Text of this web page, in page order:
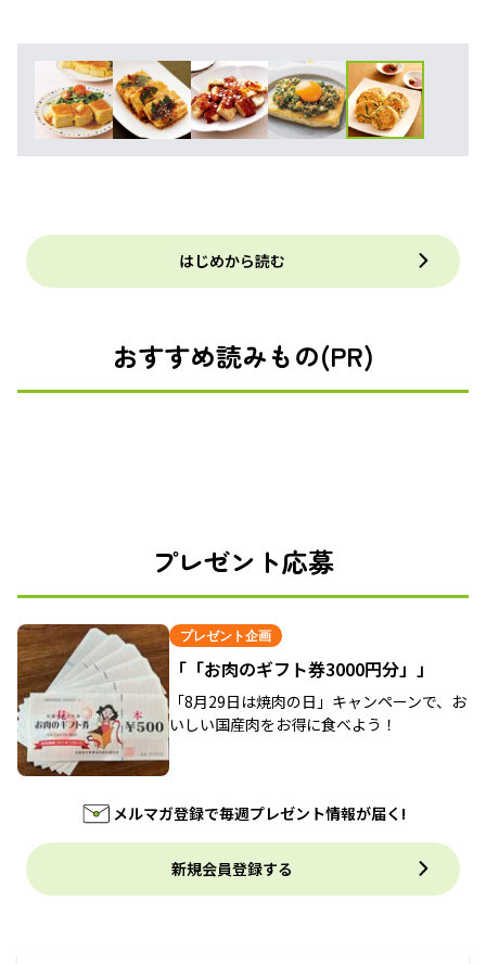
はじめから読む
おすすめ読みもの(PR)
プレゼント応募
プレゼント企画
「「お肉のギフト券3000円分」」
「8月29日は焼肉の日」キャンペーンで、お
いしい国産肉をお得に食べよう！
メルマガ登録で毎週プレゼント情報が届く!
新規会員登録する